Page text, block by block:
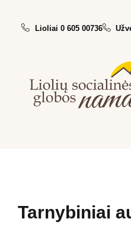
Lioliai 0 605 00736
Tarnybiniai